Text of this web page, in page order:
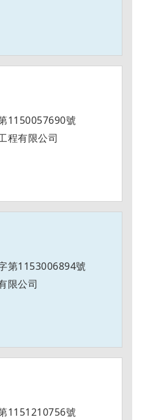
1150057690號
程有限公司
第1153006894號
限公司
1151210756號